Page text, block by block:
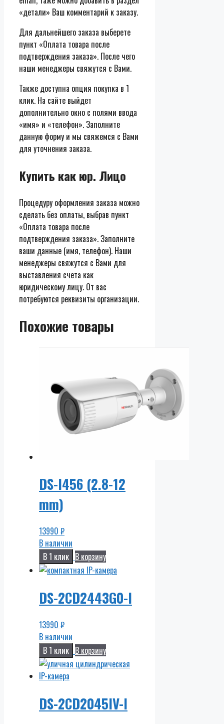
«детали» Ваш комментарий к заказу.
Для дальнейшего заказа выберете
пункт «Оплата товара после
подтверждения заказа». После чего
наши менеджеры свяжутся с Вами.
Также доступна опция покупка в 1
клик. На сайте выйдет
дополнительно окно с полями ввода
«имя» и «телефон». Заполните
данную форму и мы свяжемся с Вами
для уточнения заказа.
Купить как юр. Лицо
Процедуру оформления заказа можно
сделать без оплаты, выбрав пункт
«Оплата товара после
подтверждения заказа». Заполните
ваши данные (имя, телефон). Наши
менеджеры свяжутся с Вами для
выставления счета как
юридическому лицу. От вас
потребуются реквизиты организации.
Похожие товары
DS-I456 (2.8-12
mm)
13990 ₽
В наличии
В 1 клик В корзину
DS-2CD2443G0-I
13990 ₽
В наличии
В 1 клик В корзину
DS-2CD2045IV-I